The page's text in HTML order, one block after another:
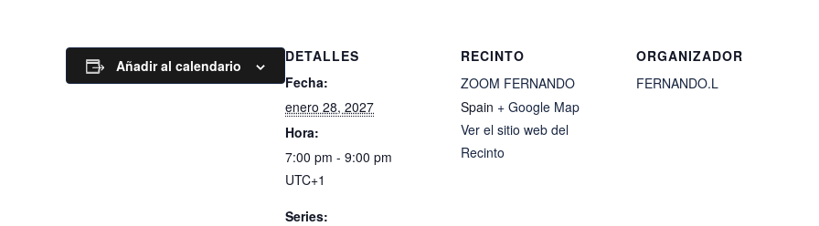
Añadir al calendario
DETALLES
Fecha:
enero 28, 2027
Hora:
7:00 pm - 9:00 pm
UTC+1
Series:
RECINTO
ZOOM FERNANDO
Spain + Google Map
Ver el sitio web del
Recinto
ORGANIZADOR
FERNANDO.L